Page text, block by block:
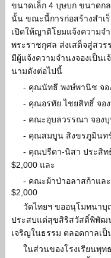
ขนาดเล็ก 4 บุษบก ขนาดก
นั้น ขณะนี้การก่อสร้างสำเ
เปิดให้ญาติโยมแจ้งความจ
พระราชกุศล ส่งเสด็จสู่สว
มีผู้แจ้งความจำนงจองเป็น
นามดังต่อไปนี้
- คุณนัทธี พงษ์พานิช จอ
- คุณอรทัย ไชยสิทธิ์ จอ
- คณะอุบลวรรณา จองบุ
- คุณสมบูน สิงขรภูมินท
- คุณปรีดา-นิสา ประสิท
$2,000 และ
- คณะผ้าป่าอลาสก้าแล
$2,000
วัดไทยฯ ขออนุโมทนา
ประสบแต่สุขสิริสวัสดิ์พิพัฒ
เจริญในธรรม ตลอดกาลเ
ในส่วนของโรงเรียนพุ